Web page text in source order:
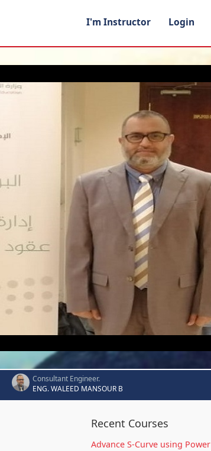
I'm Instructor Login
Consultant Engineer.
ENG. WALEED MANSOUR B
Recent Courses
Advance S-Curve using Power